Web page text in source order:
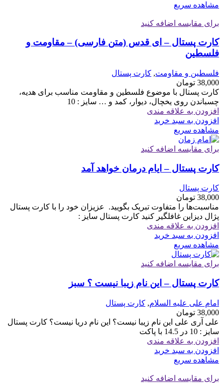
مشاهده سریع
برای مقایسه اضافه کنید
کارت پستال – ای قدس (متن فارسی) – مقاومت و
فلسطین
فلسطین و مقاومت, کارت پستال
38,000 تومان
کارت پستال با موضوع فلسطین و مقاومت مناسب برای هدیه،
چسباندن روی یخچال، دیوار، کمد و … سایز : 10
افزودن به علاقه مندی
افزودن به سبد خرید
مشاهده سریع
برای مقایسه اضافه کنید
کارت پستال – ایام درمان خواهد آمد
کارت پستال
38,000 تومان
مناسبت‌ها را متفاوت تبریک بگویید. ‏ ‏عزیزان خود را با کارت پستال
پژال دیزاین غافلگیر کنید کارت پستال سایز :
افزودن به علاقه مندی
افزودن به سبد خرید
مشاهده سریع
برای مقایسه اضافه کنید
کارت پستال – این نام زیبا نیست ؟ سبز
امام علی علیه السلام, کارت پستال
38,000 تومان
علی آری علی این نام زیبا نیست؟ این نام دریا نیست؟ کارت پستال
سایز : 10 در 14.5 با پاکت
افزودن به علاقه مندی
افزودن به سبد خرید
مشاهده سریع
برای مقایسه اضافه کنید